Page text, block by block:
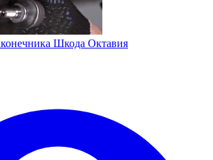
Шкода Октавия